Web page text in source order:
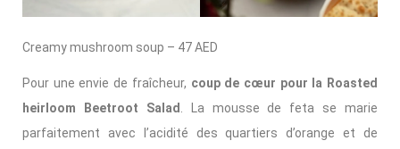
Creamy mushroom soup – 47 AED
Pour une envie de fraîcheur, coup de cœur pour la Roasted
heirloom Beetroot Salad . La mousse de feta se marie
parfaitement avec l’acidité des quartiers d’orange et de